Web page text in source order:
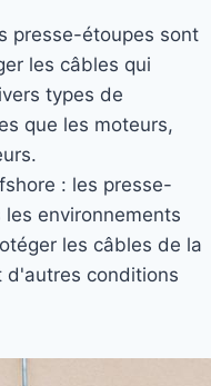
presse-étoupes sont
les câbles qui
types de
que les moteurs,
: les presse-
environnements
les câbles de la
d'autres conditions